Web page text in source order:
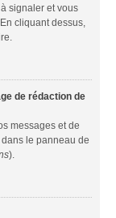
signaler et vous
cliquant dessus,
de rédaction de
messages et de
le panneau de
).